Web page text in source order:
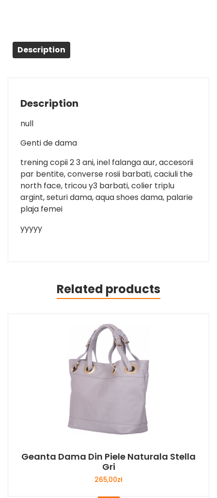
Description
Description
null
Genti de dama
trening copii 2 3 ani, inel falanga aur, accesorii
par bentite, converse rosii barbati, caciuli the
north face, tricou y3 barbati, colier triplu
argint, seturi dama, aqua shoes dama, palarie
plaja femei
yyyyy
Related products
Geanta Dama Din Piele Naturala Stella
Gri
265,00zł